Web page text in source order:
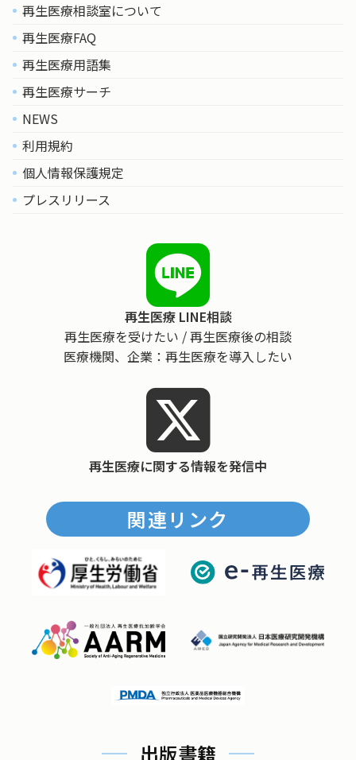
再生医療相談室について
再生医療FAQ
再生医療用語集
再生医療サーチ
NEWS
利用規約
個人情報保護規定
プレスリリース
再生医療 LINE相談
再生医療を受けたい / 再生医療後の相談
医療機関、企業：再生医療を導入したい
再生医療に関する情報を発信中
関連リンク
出版書籍